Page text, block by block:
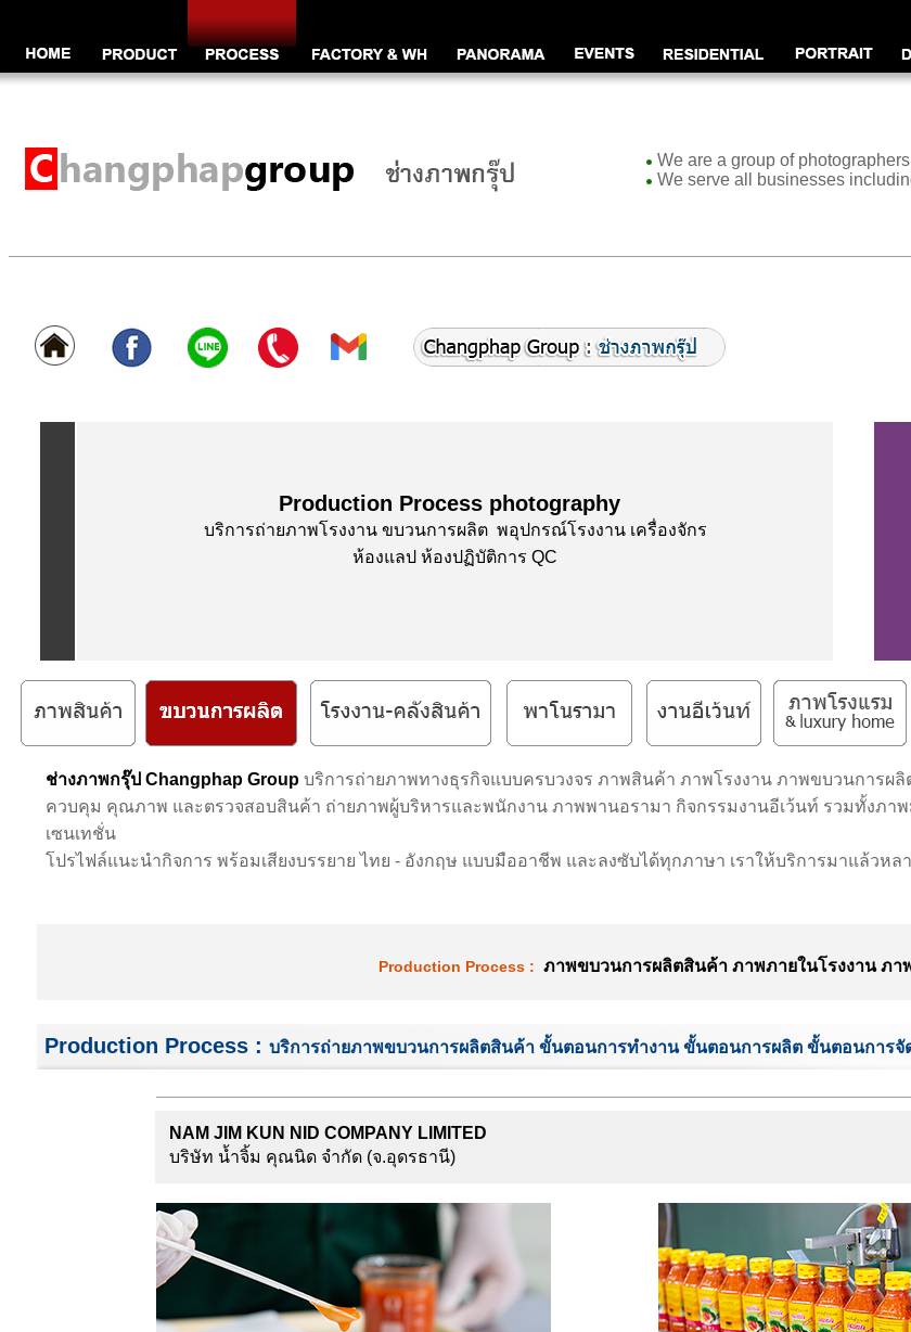
We are a group of
We serve all businesses
Production Process photography
บริการถ่ายภาพโรงงาน ขบวนการผลิต พอุปกรณ์โรงงาน เครื่องจักร
ห้องแลป ห้องปฏิบัติการ QC
ช่างภาพกรุ๊ป Changphap Group บริการถ่ายภาพทางธุรกิจแบบครบวงจร ภาพสินค้า ภาพโรงงาน ภาพขบวนการผ
ควบคุม คุณภาพ และตรวจสอบสินค้า ถ่ายภาพผู้บริหารและพนักงาน ภาพพานอรามา กิจกรรมงานอีเว้นท์ รวมทั้งภาพ
เซนเทชั่น
โปรไฟล์แนะนำกิจการ พร้อมเสียงบรรยาย ไทย - อังกฤษ แบบมืออาชีพ และลงซับได้ทุกภาษา เราให้บริการมาแล้วหล
Production Process : ภาพขบวนการผลิตสินค้า ภาพภายในโรงงาน ภ
Production Process : บริการถ่ายภาพขบวนการผลิตสินค้า ขั้นตอนการทำงาน ขั้นตอนการผลิต ขั้นตอนการจั
NAM JIM KUN NID COMPANY LIMITED
บริษัท น้ำจิ้ม คุณนิด จำกัด (จ.อุดรธานี)